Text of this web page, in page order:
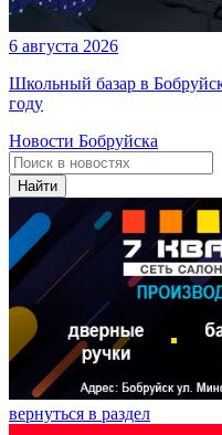
6 августа 2026
Школьный базар в
году
Новости Бобруйска
Найти
вернуться в раздел